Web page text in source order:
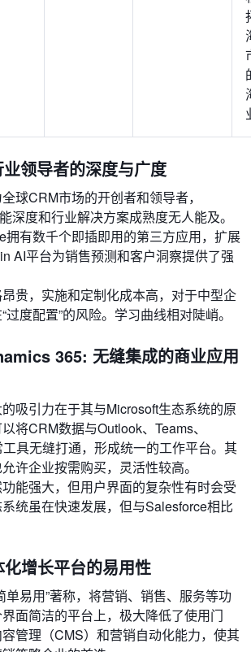
领导者的深度与广度
球CRM市场的开创者和领导者，
深度和行业解决方案成熟度无人能及。
拥有数千个即插即用的第三方应用，扩展
AI平台为销售预测和客户洞察提供了强
贵，实施和定制化成本高，对于中型企
过度配置”的风险。学习曲线相对陡峭。
365: 无缝集成的商业应用
的吸引力在于其与Microsoft生态系统的原
将CRM数据与Outlook、Teams、
具无缝打通，形成统一的工作平台。其
许企业按需购买，灵活性较高。
能强大，但用户界面的复杂性有时会受
统虽在快速发展，但与Salesforce相比
增长平台的易用性
单易用”著称，将营销、销售、服务等功
面简洁的平台上，极大降低了使用门
管理（CMS）和营销自动化能力，使其